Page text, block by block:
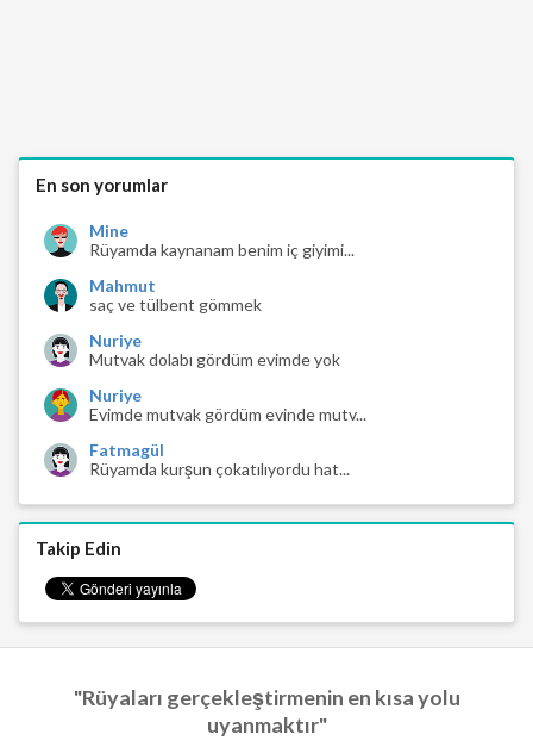
En son yorumlar
Mine
Rüyamda kaynanam benim iç giyimi...
Mahmut
saç ve tülbent gömmek
Nuriye
Mutvak dolabı gördüm evimde yok
Nuriye
Evimde mutvak gördüm evinde mutv...
Fatmagül
Rüyamda kurşun çokatılıyordu hat...
Takip Edin
"Rüyaları gerçekleştirmenin en kısa yolu
uyanmaktır"